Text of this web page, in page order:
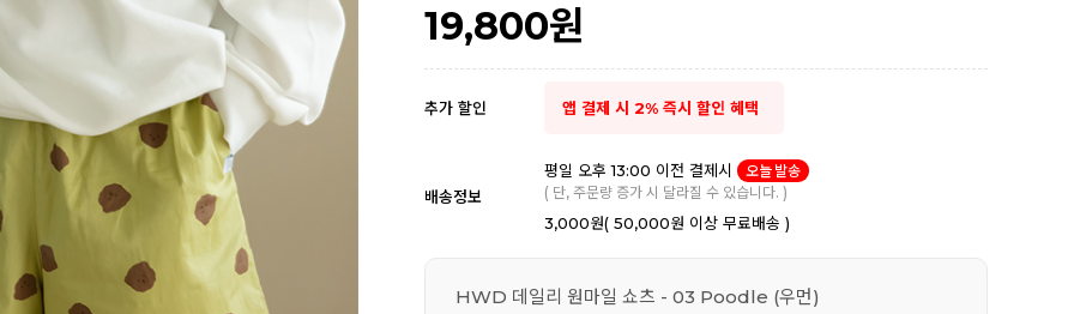
19,800원
추가 할인 앱 결제 시 2% 즉시 할인 혜택
배송정보
평일 오후 13:00 이전 결제시
오늘 발송
( 단, 주문량 증가 시 달라질 수 있습니다. )
3,000원( 50,000원 이상 무료배송 )
HWD 데일리 원마일 쇼츠 - 03 Poodle (우먼)